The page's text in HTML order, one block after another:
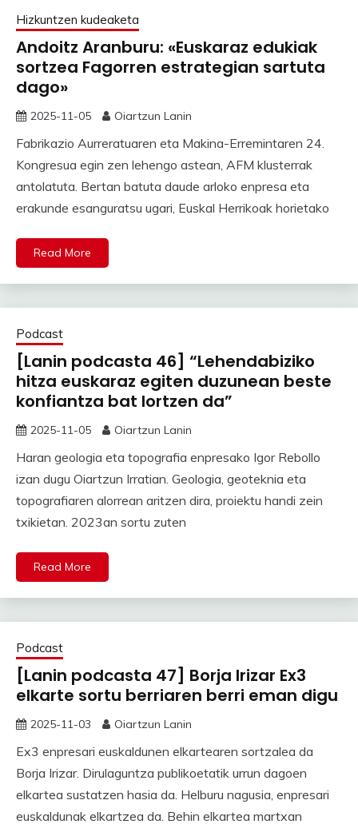
Hizkuntzen kudeaketa
Andoitz Aranburu: «Euskaraz edukiak
sortzea Fagorren estrategian sartuta
dago»
2025-11-05 Oiartzun Lanin
Fabrikazio Aurreratuaren eta Makina-Erremintaren 24.
Kongresua egin zen lehengo astean, AFM klusterrak
antolatuta. Bertan batuta daude arloko enpresa eta
erakunde esanguratsu ugari, Euskal Herrikoak horietako
Read More
Podcast
[Lanin podcasta 46] “Lehendabiziko
hitza euskaraz egiten duzunean beste
konfiantza bat lortzen da”
2025-11-05 Oiartzun Lanin
Haran geologia eta topografia enpresako Igor Rebollo
izan dugu Oiartzun Irratian. Geologia, geoteknia eta
topografiaren alorrean aritzen dira, proiektu handi zein
txikietan. 2023an sortu zuten
Read More
Podcast
[Lanin podcasta 47] Borja Irizar Ex3
elkarte sortu berriaren berri eman digu
2025-11-03 Oiartzun Lanin
Ex3 enpresari euskaldunen elkartearen sortzalea da
Borja Irizar. Dirulaguntza publikoetatik urrun dagoen
elkartea sustatzen hasia da. Helburu nagusia, enpresari
euskaldunak elkartzea da. Behin elkartea martxan